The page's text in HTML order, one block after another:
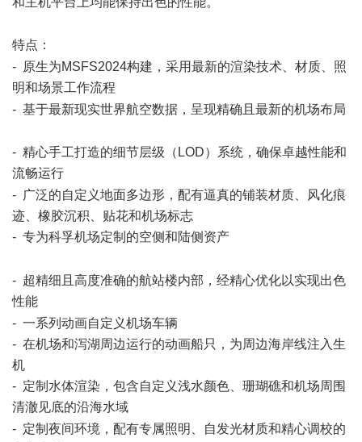
特点：
- 原生为MSFS2024构建，采用最新的渲染技术、材质、照
明和场景工作流程
- 基于最新现实世界航空数据，呈现精确且最新的机场布局
- 精心手工打造的细节层级（LOD）系统，确保卓越性能和
流畅运行
- 广泛的自定义地面多边形，配有逼真的铺装材质、风化痕
迹、橡胶沉积、贴花和机场标志
- 专为科孚机场定制的空侧和陆侧资产
- 超精细且高度准确的航站楼内部，经精心优化以实现出色
性能
- 一系列动画自定义机场车辆
- 在机场和泻湖周边运行的动画船只，为周边海岸线注入生
机
- 定制水体渲染，包含自定义浅水颜色、珊瑚礁和机场周围
清澈见底的沿海水域
- 定制夜间环境，配有专属照明、自发光材质和精心调校的